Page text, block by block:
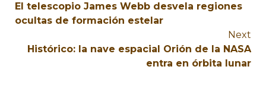
El telescopio James Webb desvela regiones
ocultas de formación estelar
Next
Histórico: la nave espacial Orión de la NASA
entra en órbita lunar